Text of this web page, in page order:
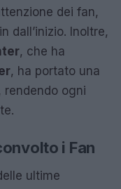
dei fan,
dall’inizio. Inoltre,
, che ha
, ha portato una
ogni
i Fan
ultime